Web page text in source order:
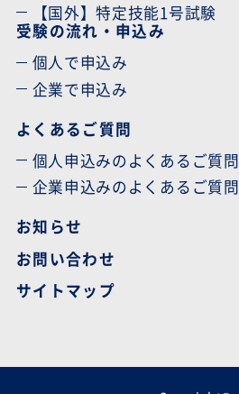
【国外】特定技能1号試験
受験の流れ・申込み
個人で申込み
企業で申込み
よくあるご質問
個人申込みのよくあるご質問
企業申込みのよくあるご質問
お知らせ
お問い合わせ
サイトマップ